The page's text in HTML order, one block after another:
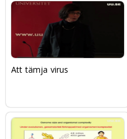
Att tämja virus